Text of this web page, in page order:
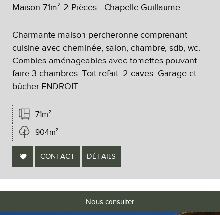
Maison 71m² 2 Pièces - Chapelle-Guillaume
Charmante maison percheronne comprenant
cuisine avec cheminée, salon, chambre, sdb, wc.
Combles aménageables avec tomettes pouvant
faire 3 chambres. Toit refait. 2 caves. Garage et
bûcher.ENDROIT...
71m²
904m²
CONTACT DÉTAILS
Nous consulter